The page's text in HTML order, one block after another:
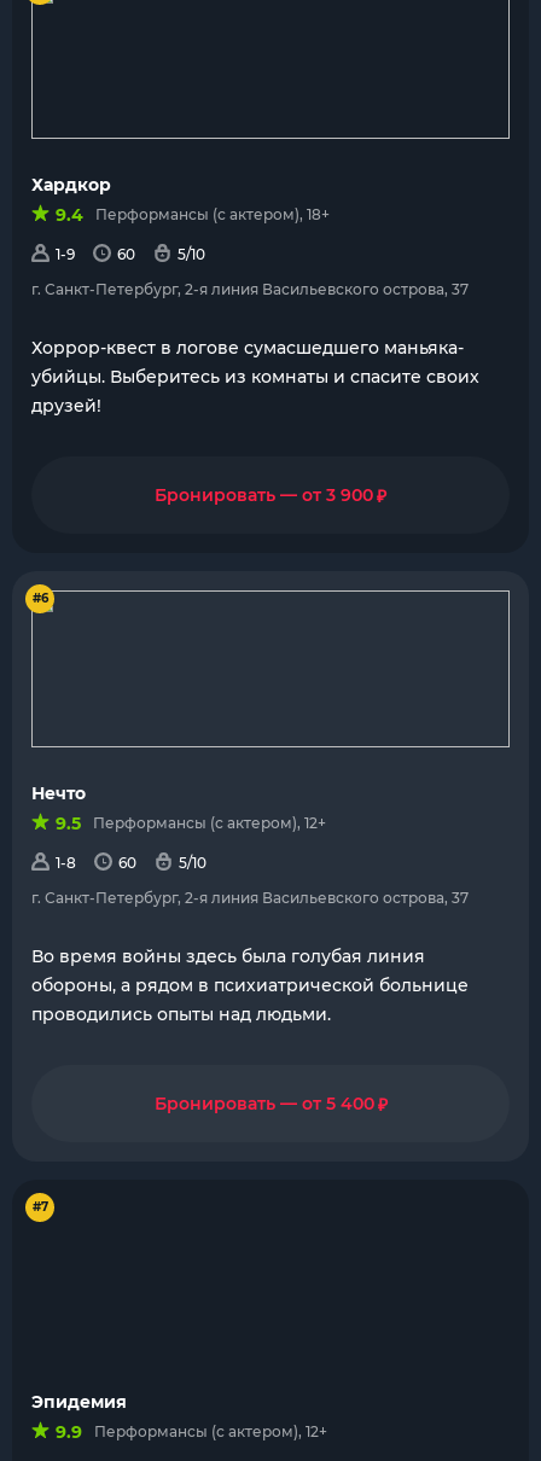
Хардкор
9.4
Перформансы (с актером), 18+
1-9 60
5/10
г. Санкт-Петербург, 2-я линия Васильевского острова, 37
Хоррор-квест в логове сумасшедшего маньяка-
убийцы. Выберитесь из комнаты и спасите своих
друзей!
Бронировать — от 3 900₽
#6
Нечто
9.5
Перформансы (с актером), 12+
1-8 60
5/10
г. Санкт-Петербург, 2-я линия Васильевского острова, 37
Во время войны здесь была голубая линия
обороны, а рядом в психиатрической больнице
проводились опыты над людьми.
Бронировать — от 5 400₽
#7
Эпидемия
9.9
Перформансы (с актером), 12+